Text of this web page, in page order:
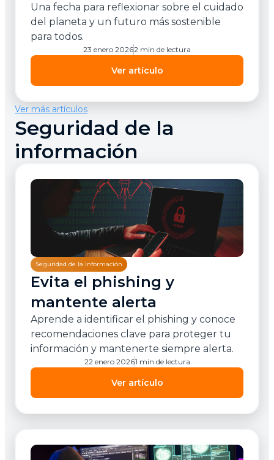
Una fecha para reflexionar sobre el cuidado
del planeta y un futuro más sostenible
para todos.
Ver artículo
23 enero 20262 min de lectura
Ver más artículos
Seguridad de la
información
Seguridad de la información
Evita el phishing y
mantente alerta
Aprende a identificar el phishing y conoce
recomendaciones clave para proteger tu
información y mantenerte siempre alerta.
Ver artículo
22 enero 20261 min de lectura